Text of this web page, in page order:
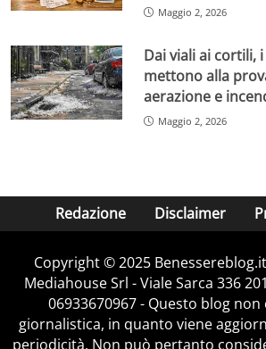
Maggio 2, 2026
Dai viali ai cortili,
mettono alla
aerazione e
Maggio 2, 2026
Redazione Disclaimer
Copyright © 2025
Mediahouse Srl - Viale Sarca 336
06933670967 - Questo blog
giornalistica, in quanto viene
periodicità. Non può pertanto